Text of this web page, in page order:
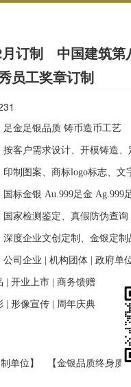
订制 中国建筑第
员工奖章订制
足金足银品质 铸币造币工艺
按客户需求设计、开模铸造
印制图案、商标logo标志、文
国标金银 Au.999足金 Ag.999
国家检测鉴定、真假防伪查询
深度企业文创定制、金银定制
公司企业 机构团体 政府单
开业上市 商务馈赠
形像宣传 周年庆典
单位】 【金银品质终身质